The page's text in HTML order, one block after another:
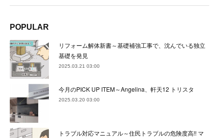
(24)
22)
(22)
(22)
(25
(23 )
(24
(21
(24)
(21
( 23)
(22 )
(23
(23
(22)
(24
( 21)
(23)
(23
(22)
(23
( 24)
(22)
(24
(24)
(23
(22)
(21)
(27)
(22
(17)
(32)
(36)
(30
POPULAR
リフォーム解体新書～基礎補強工事で、沈んでいる独立
基礎を発見
2025.03.21 03:00
今月のPICK UP ITEM～Angelina、軒天12 トリスタ
2025.03.20 03:00
トラブル対応マニュアル～住民トラブルの危険度高!! マ